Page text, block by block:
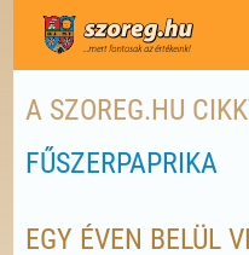
A SZOREG.HU
FŰSZERPAPRIKA
EGY ÉVEN BELÜL